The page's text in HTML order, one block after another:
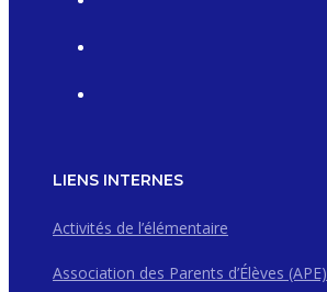
LIENS INTERNES
Activités de l’élémentaire
Association des Parents d’Élèves (APE)